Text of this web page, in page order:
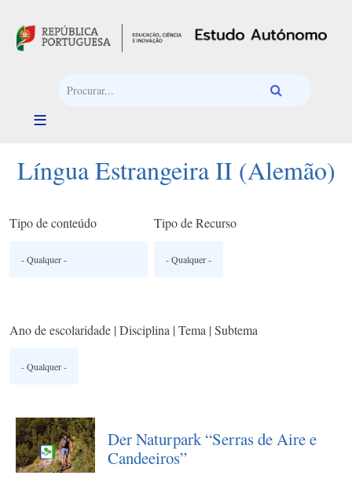
Língua Estrangeira II (Alemão)
Tipo de conteúdo Tipo de Recurso
Ano de escolaridade | Disciplina | Tema | Subtema
Der Naturpark “Serras de Aire e
Candeeiros”